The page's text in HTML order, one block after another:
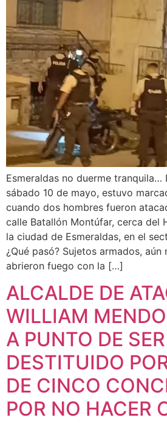
Esmeraldas no duerme tranquila…
sábado 10 de mayo, estuvo
cuando dos hombres fueron
calle Batallón Montúfar, cerca del
la ciudad de Esmeraldas, en el
¿Qué pasó? Sujetos armados,
abrieron fuego con la […]
ALCALDE DE
WILLIAM
A PUNTO DE SER
DESTITUIDO
DE CINCO
POR NO HACER